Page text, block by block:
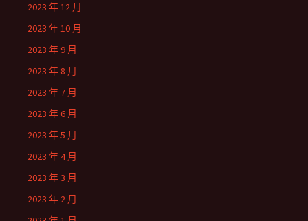
2023 年 12 月
2023 年 10 月
2023 年 9 月
2023 年 8 月
2023 年 7 月
2023 年 6 月
2023 年 5 月
2023 年 4 月
2023 年 3 月
2023 年 2 月